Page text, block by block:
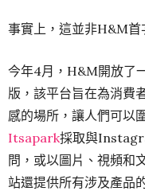
事實上，這並非H&M首
今年4月，H&M開放了
版，該平台旨在為消費
感的場所，讓人們可以
Itsapark採取與
問，或以圖片、視頻和
站還提供所有涉及產品